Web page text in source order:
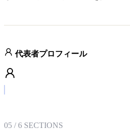
代表者プロフィール
05 /6 SECTIONS